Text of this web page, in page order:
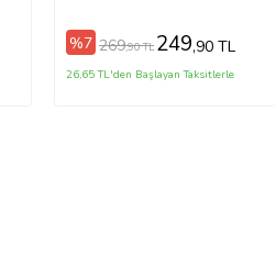
%7 269,90 TL 249,90 TL
26,65 TL'den Başlayan Taksitlerle